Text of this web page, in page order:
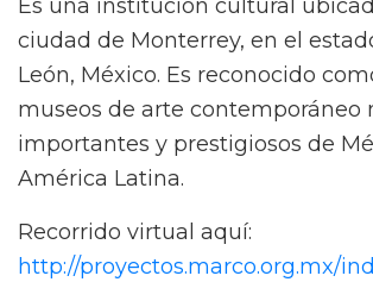
Es una institución cultural
ciudad de Monterrey, en el
León, México. Es reconocido
museos de arte contemporáneo
importantes y prestigiosos de
América Latina.
Recorrido virtual aquí:
http://proyectos.marco.org.mx/